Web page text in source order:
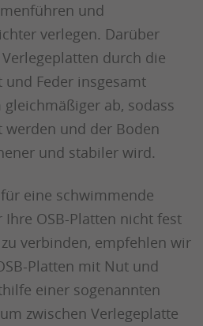
und
verlegen. Darüber
durch die
Feder insgesamt
ab, sodass
werden und der Boden
und stabiler wird.
eine schwimmende
OSB-Platten nicht fest
verbinden, empfehlen wir
Platten mit Nut und
einer sogenannten
zwischen Verlegeplatte